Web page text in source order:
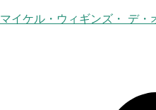
マイケル・ウィギンズ・ デ・